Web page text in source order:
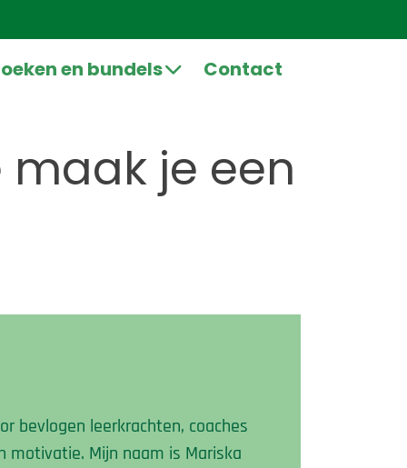
en bundels Contact
maak je een
bevlogen leerkrachten, coaches
motivatie. Mijn naam is Mariska